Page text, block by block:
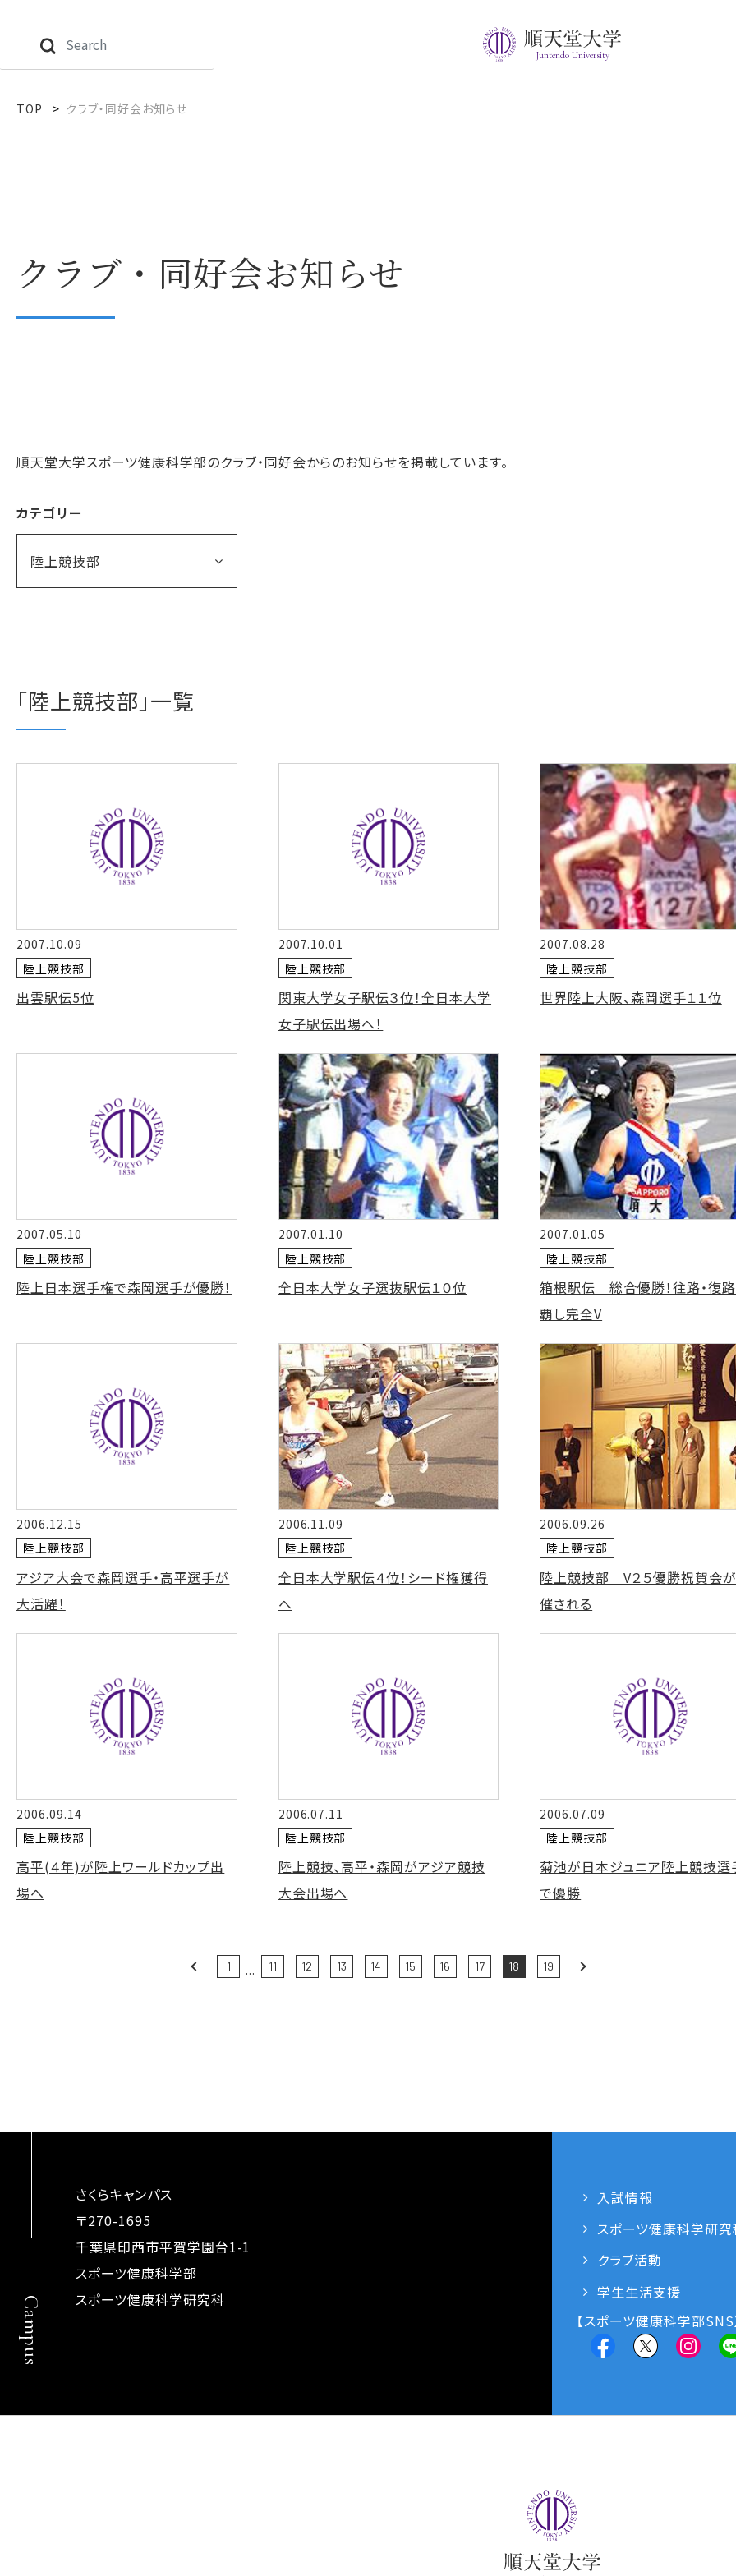
Juntendo University
TOP クラブ・同好会お知らせ
クラブ・同好会お知らせ
順天堂大学スポーツ健康科学部のクラブ・同好会からのお知らせを掲載しています。
カテゴリー
陸上競技部
「陸上競技部」一覧
2007.10.09
陸上競技部
出雲駅伝5位
2007.10.01
陸上競技部
関東大学女子駅伝３位！全日本大学
女子駅伝出場へ！
2007.08.28
陸上競技部
世界陸上大阪、森岡選手１１位
2007.05.10
陸上競技部
陸上日本選手権で森岡選手が優勝！
2007.01.10
陸上競技部
全日本大学女子選抜駅伝１０位
2007.01.05
陸上競技部
箱根駅伝 総合優勝！往路・復
覇し完全V
2006.12.15
陸上競技部
アジア大会で森岡選手・高平選手が
大活躍！
2006.11.09
陸上競技部
全日本大学駅伝４位！シード権獲得
へ
2006.09.26
陸上競技部
陸上競技部 V２５優勝祝賀会
催される
2006.09.14
陸上競技部
高平(４年)が陸上ワールドカップ出
場へ
2006.07.11
陸上競技部
陸上競技、高平・森岡がアジア競技
大会出場へ
2006.07.09
陸上競技部
菊池が日本ジュニア陸上競技選
で優勝
Prev 1 ... 11 12 13 14 15 16 17 18 19 Next
Campus
さくらキャンパス
〒270-1695
千葉県印西市平賀学園台1-1
スポーツ健康科学部
スポーツ健康科学研究科
入試情報
スポーツ健康科学研
クラブ活動
学生生活支援
【スポーツ健康科学部SNS